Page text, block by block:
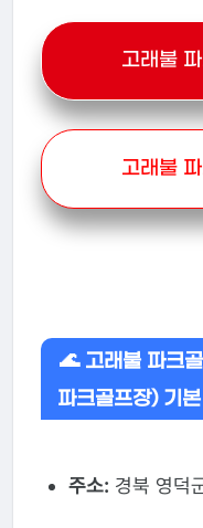
고래불
고래불
🌊 고래불 파크
파크골프장) 기
주소: 경북 영덕